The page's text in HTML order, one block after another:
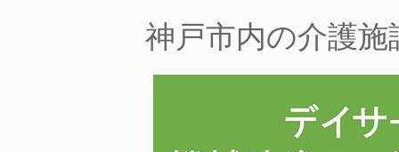
神戸市内の介護